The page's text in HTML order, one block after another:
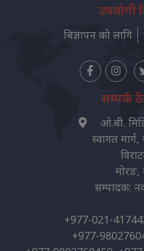
उपयोगी
बिज्ञापन को लागि
सम्पर्क
ओ.बी.
स्वागत
मोरङ,
सम्पादक:
+977-021-
+977-